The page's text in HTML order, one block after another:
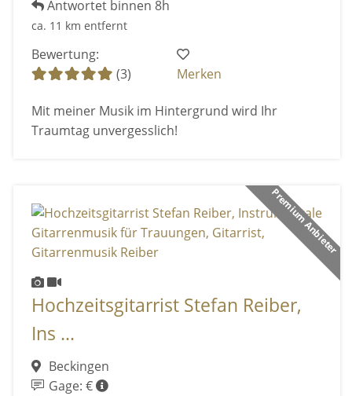
Antwortet binnen 8h
ca. 11 km entfernt
Bewertung:
(3)
Merken
Mit meiner Musik im Hintergrund wird Ihr
Traumtag unvergesslich!
Premium Anbieter
Hochzeitsgitarrist Stefan Reiber,
Ins ...
Beckingen
Gage: €